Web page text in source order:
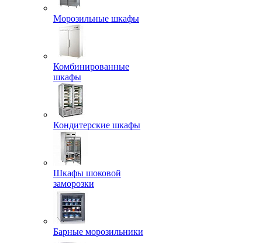
Морозильные шкафы
Комбинированные
шкафы
Кондитерские шкафы
Шкафы шоковой
заморозки
Барные морозильники